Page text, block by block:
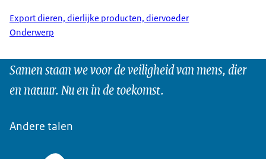
Export dieren, dierlijke producten, diervoeder
Onderwerp
Samen staan we voor de veiligheid van mens, dier
en natuur. Nu en in de toekomst.
Andere talen